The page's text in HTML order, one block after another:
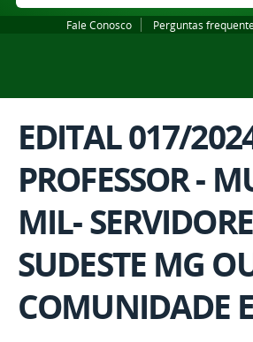
Fale Conosco Perguntas
EDITAL 017/
PROFESSOR -
MIL-
SUDESTE MG
COMUNIDADE